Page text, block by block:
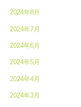
2024年8月
2024年7月
2024年6月
2024年5月
2024年4月
2024年3月